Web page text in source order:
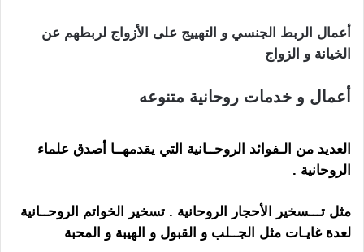
أعمال الربط الجنسي و التهييج على الأزواج لربطهم عن
الخيانة و الزواج
أعمال و خدمات روحانية متنوعه
العديد من الـفوائد الروحــانية التي يقدمهــا أصدق علماء
الروحانية .
مثل تـــسخير الأحجار الروحانية . تسخير الخواتم الروحــانية
لعدة غايـات مثل الجــلب و القبول و الهيبة و المحبة